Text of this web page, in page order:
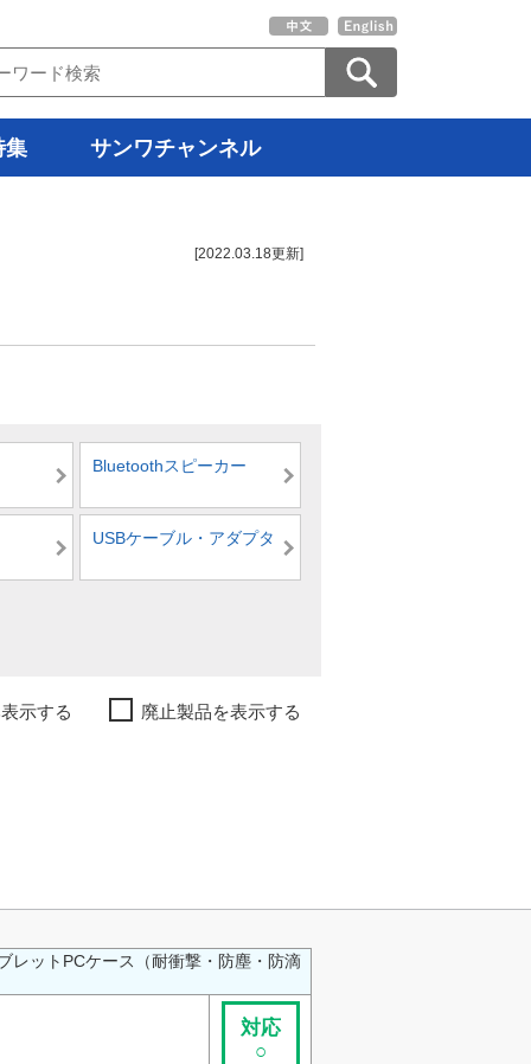
集 サンワチャンネル
[2022.03.18更新]
Bluetoothスピーカー
USBケーブル・アダプタ
示する 廃止製品を表示する
レットPCケース（耐衝撃・防塵・防滴
対応
○